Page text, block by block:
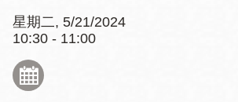
星期二, 5/21/2024
10:30 - 11:00